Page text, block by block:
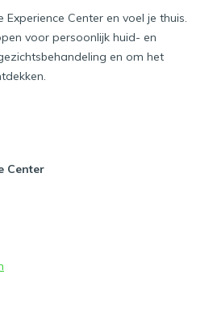
Experience Center en voel je thuis.
voor persoonlijk huid- en
en om het
Center